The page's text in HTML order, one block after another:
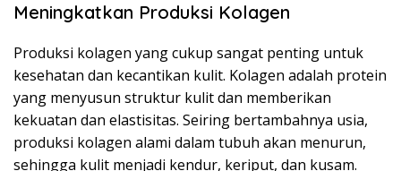
Meningkatkan Produksi Kolagen
Produksi kolagen yang cukup sangat penting untuk
kesehatan dan kecantikan kulit. Kolagen adalah protein
yang menyusun struktur kulit dan memberikan
kekuatan dan elastisitas. Seiring bertambahnya usia,
produksi kolagen alami dalam tubuh akan menurun,
sehingga kulit menjadi kendur, keriput, dan kusam.